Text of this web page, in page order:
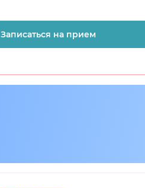
Записаться на прием